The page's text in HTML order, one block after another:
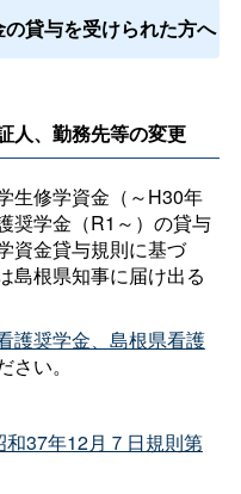
の貸与を受けられた方へ
人、勤務先等の変更
生修学資金（～H30年
奨学金（R1～）の貸与
資金貸与規則に基づ
島根県知事に届け出る
護奨学金、島根県看護
さい。
37年12月７日規則第